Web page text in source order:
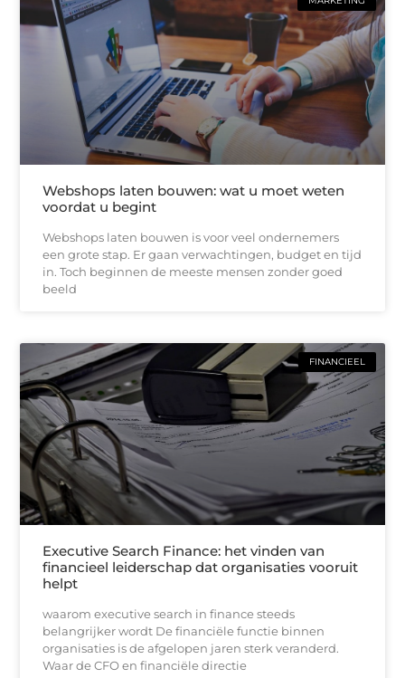
Webshops laten bouwen: wat u moet weten
voordat u begint
Webshops laten bouwen is voor veel ondernemers
een grote stap. Er gaan verwachtingen, budget en tijd
in. Toch beginnen de meeste mensen zonder goed
beeld
FINANCIEEL
Executive Search Finance: het vinden van
financieel leiderschap dat organisaties vooruit
helpt
waarom executive search in finance steeds
belangrijker wordt De financiële functie binnen
organisaties is de afgelopen jaren sterk veranderd.
Waar de CFO en financiële directie